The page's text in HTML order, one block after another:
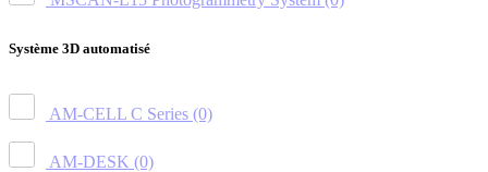
Système 3D automatisé
AM-CELL C Series (0)
AM-DESK (0)